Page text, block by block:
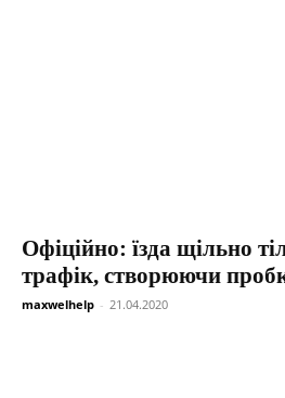
Офіційно: їзда щільно
трафік, створюючи
maxwelhelp - 21.04.2020